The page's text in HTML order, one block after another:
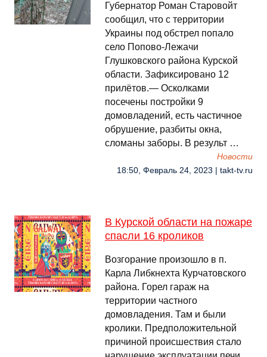
Губернатор Роман Старовойт
сообщил, что с территории
Украины под обстрел попало
село Попово-Лежачи
Глушковского района Курской
области. Зафиксировано 12
прилётов.— Осколками
посечены постройки 9
домовладений, есть частичное
обрушение, разбиты окна,
сломаны заборы. В результ …
Новости
18:50, Февраль 24, 2023 | takt-tv.ru
В Курской области на пожаре
спасли 16 кроликов
Возгорание произошло в п.
Карла Либкнехта Курчатовского
района. Горел гараж на
территории частного
домовладения. Там и были
кролики. Предположительной
причиной происшествия стало